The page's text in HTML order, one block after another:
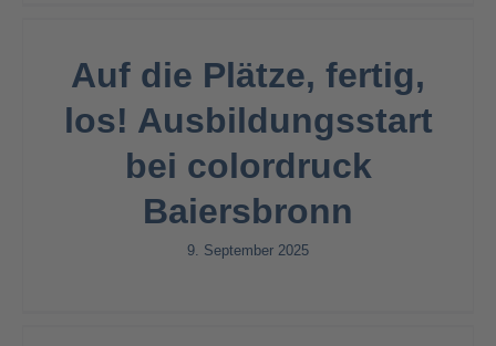
Auf die Plätze, fertig,
los! Ausbildungsstart
bei colordruck
Baiersbronn
9. September 2025